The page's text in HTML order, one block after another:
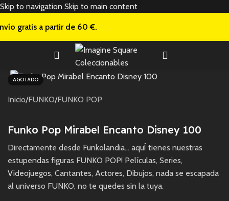
Skip to navigation Skip to main content
gratis a partir de 60 €.
AGOTADO
Inicio/FUNKO/FUNKO POP
Funko Pop Mirabel Encanto Disney 100
Directamente desde Funkolandia… aquÍ tienes nuestras
estupendas figuras FUNKO POP! Películas, Series,
Videojuegos, Cantantes, Actores, Dibujos, nada se escapada
al universo FUNKO, no te quedes sin la tuya.